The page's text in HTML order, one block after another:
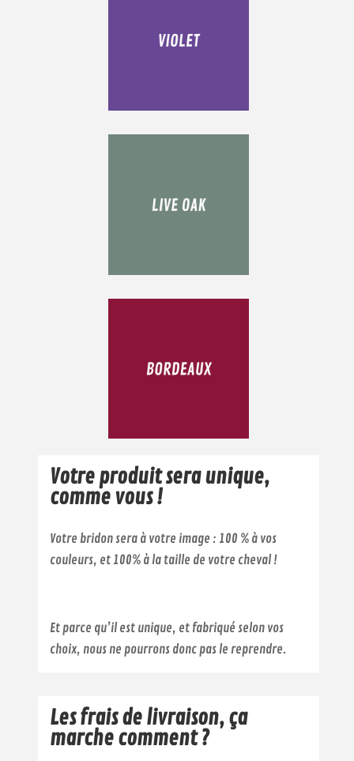
Votre produit sera unique,
comme vous !
Votre bridon sera à votre image : 100 % à vos
couleurs, et 100% à la taille de votre cheval !
Et parce qu’il est unique, et fabriqué selon vos
choix, nous ne pourrons donc pas le reprendre.
Les frais de livraison, ça
marche comment ?